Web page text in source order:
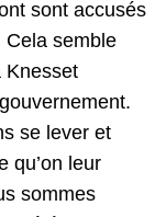
sont accusés
Cela semble
Knesset
se lever et
qu’on leur
sommes